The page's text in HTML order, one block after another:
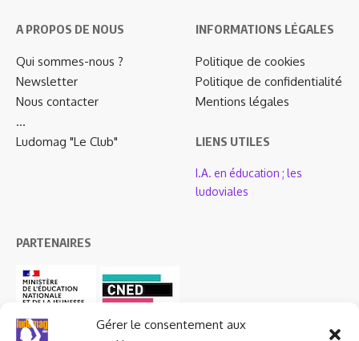
Gérer le consentement aux
A PROPOS DE NOUS
Qui sommes-nous ?
Newsletter
Nous contacter
…
Ludomag "Le Club"
INFORMATIONS LÉGALES
Politique de cookies
Politique de confidentialité
Mentions légales
LIENS UTILES
I.A. en éducation ; les
ludoviales
PARTENAIRES